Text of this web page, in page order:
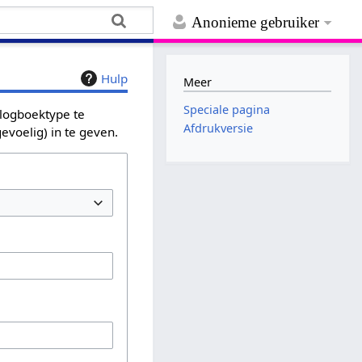
Anonieme gebruiker
Hulp
te
in te geven.
Meer
Speciale pagina
Afdrukversie